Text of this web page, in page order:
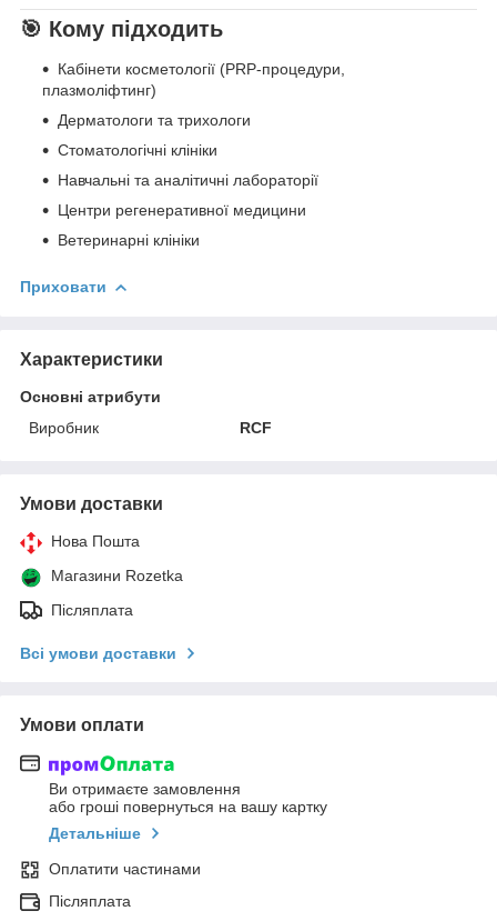
🎯 Кому підходить
Кабінети косметології (PRP-процедури,
плазмоліфтинг)
Дерматологи та трихологи
Стоматологічні клініки
Навчальні та аналітичні лабораторії
Центри регенеративної медицини
Ветеринарні клініки
Приховати
Характеристики
Основні атрибути
Виробник
RCF
Умови доставки
Нова Пошта
Магазини Rozetka
Післяплата
Всі умови доставки
Умови оплати
Ви отримаєте замовлення
або гроші повернуться на вашу картку
Детальніше
Оплатити частинами
Післяплата